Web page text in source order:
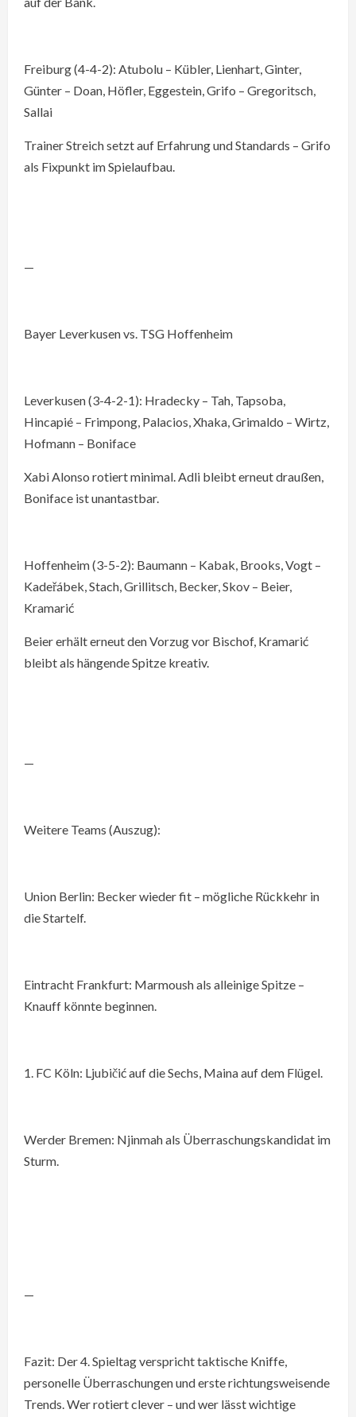
Freiburg (4-4-2): Atubolu – Kübler, Lienhart, Ginter,
Günter – Doan, Höfler, Eggestein, Grifo – Gregoritsch,
Sallai
Trainer Streich setzt auf Erfahrung und Standards – Grifo
als Fixpunkt im Spielaufbau.
—
Bayer Leverkusen vs. TSG Hoffenheim
Leverkusen (3-4-2-1): Hradecky – Tah, Tapsoba,
Hincapié – Frimpong, Palacios, Xhaka, Grimaldo – Wirtz,
Hofmann – Boniface
Xabi Alonso rotiert minimal. Adli bleibt erneut draußen,
Boniface ist unantastbar.
Hoffenheim (3-5-2): Baumann – Kabak, Brooks, Vogt –
Kadeřábek, Stach, Grillitsch, Becker, Skov – Beier,
Kramarić
Beier erhält erneut den Vorzug vor Bischof, Kramarić
bleibt als hängende Spitze kreativ.
—
Weitere Teams (Auszug):
Union Berlin: Becker wieder fit – mögliche Rückkehr in
die Startelf.
Eintracht Frankfurt: Marmoush als alleinige Spitze –
Knauff könnte beginnen.
1. FC Köln: Ljubičić auf die Sechs, Maina auf dem Flügel.
Werder Bremen: Njinmah als Überraschungskandidat im
Sturm.
—
Fazit: Der 4. Spieltag verspricht taktische Kniffe,
personelle Überraschungen und erste richtungsweisende
Trends. Wer rotiert clever – und wer lässt wichtige